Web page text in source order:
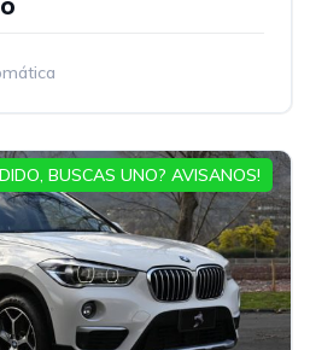
BUSCAS UNO? AVISANOS!